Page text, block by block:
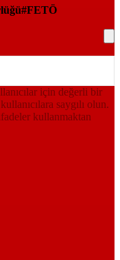
FETÖ
için değerli bir
saygılı olun.
ifadeler kullanmaktan